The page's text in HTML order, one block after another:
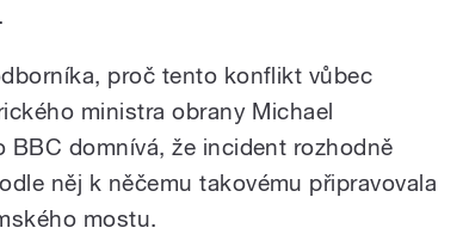
proč tento konflikt vůbec
ministra obrany Michael
BBC domnívá, že incident rozhodně
něj k něčemu takovému připravovala
mostu.